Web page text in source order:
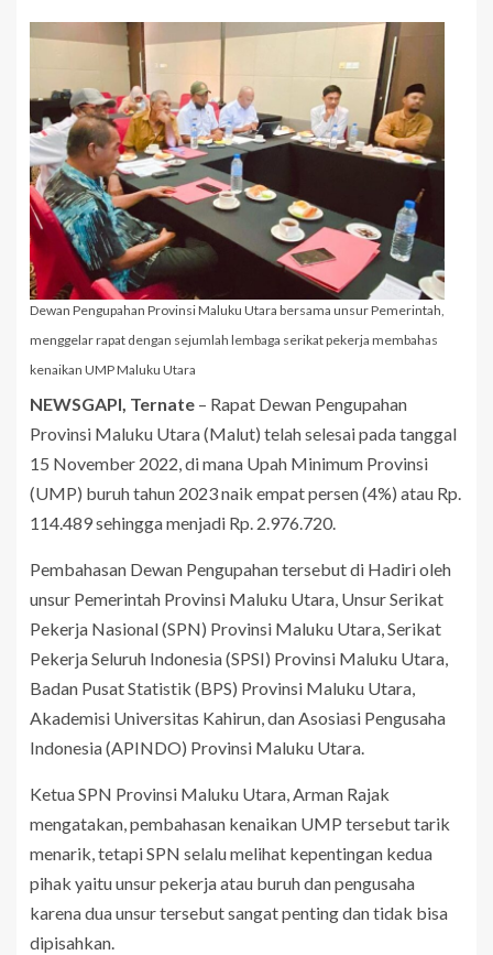
Dewan Pengupahan Provinsi Maluku Utara bersama unsur Pemerintah,
menggelar rapat dengan sejumlah lembaga serikat pekerja membahas
kenaikan UMP Maluku Utara
NEWSGAPI, Ternate – Rapat Dewan Pengupahan
Provinsi Maluku Utara (Malut) telah selesai pada tanggal
15 November 2022, di mana Upah Minimum Provinsi
(UMP) buruh tahun 2023 naik empat persen (4%) atau Rp.
114.489 sehingga menjadi Rp. 2.976.720.
Pembahasan Dewan Pengupahan tersebut di Hadiri oleh
unsur Pemerintah Provinsi Maluku Utara, Unsur Serikat
Pekerja Nasional (SPN) Provinsi Maluku Utara, Serikat
Pekerja Seluruh Indonesia (SPSI) Provinsi Maluku Utara,
Badan Pusat Statistik (BPS) Provinsi Maluku Utara,
Akademisi Universitas Kahirun, dan Asosiasi Pengusaha
Indonesia (APINDO) Provinsi Maluku Utara.
Ketua SPN Provinsi Maluku Utara, Arman Rajak
mengatakan, pembahasan kenaikan UMP tersebut tarik
menarik, tetapi SPN selalu melihat kepentingan kedua
pihak yaitu unsur pekerja atau buruh dan pengusaha
karena dua unsur tersebut sangat penting dan tidak bisa
dipisahkan.